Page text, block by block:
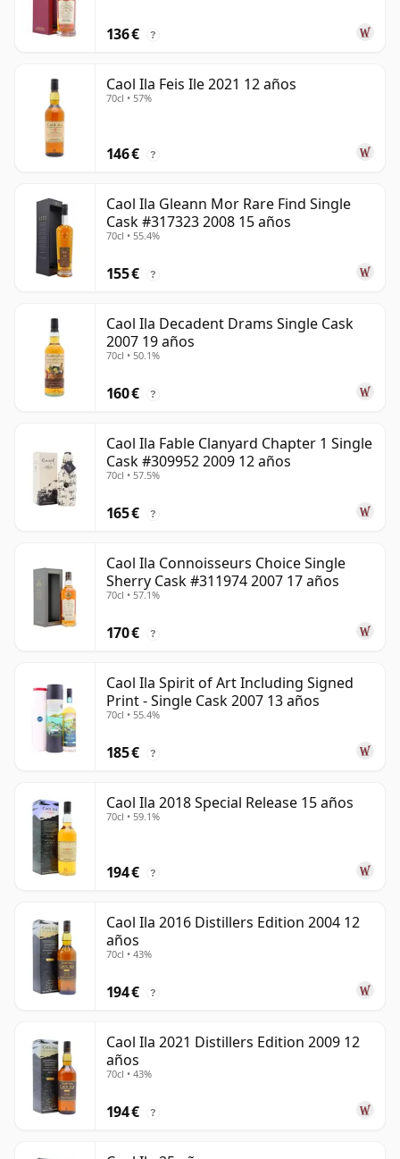
136 € ?
Caol Ila Feis Ile 2021 12 años
70cl • 57%
146 € ?
Caol Ila Gleann Mor Rare Find Single
Cask #317323 2008 15 años
70cl • 55.4%
155 € ?
Caol Ila Decadent Drams Single Cask
2007 19 años
70cl • 50.1%
160 € ?
Caol Ila Fable Clanyard Chapter 1 Single
Cask #309952 2009 12 años
70cl • 57.5%
165 € ?
Caol Ila Connoisseurs Choice Single
Sherry Cask #311974 2007 17 años
70cl • 57.1%
170 € ?
Caol Ila Spirit of Art Including Signed
Print - Single Cask 2007 13 años
70cl • 55.4%
185 € ?
Caol Ila 2018 Special Release 15 años
70cl • 59.1%
194 € ?
Caol Ila 2016 Distillers Edition 2004 12
años
70cl • 43%
194 € ?
Caol Ila 2021 Distillers Edition 2009 12
años
70cl • 43%
194 € ?